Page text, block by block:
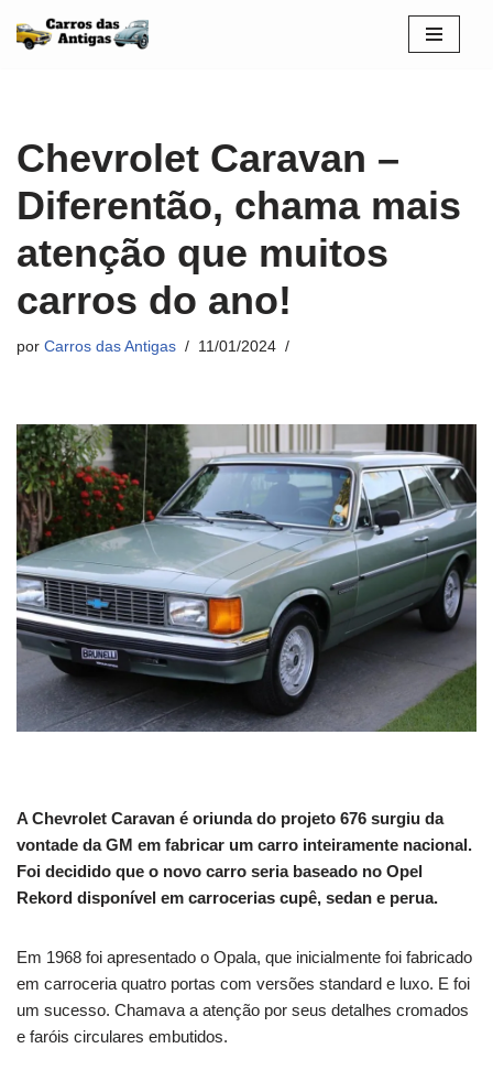
Chevrolet Caravan –
Diferentão, chama mais
atenção que muitos
carros do ano!
por Carros das Antigas 11/01/2024
A Chevrolet Caravan é oriunda do projeto 676 surgiu da
vontade da GM em fabricar um carro inteiramente nacional.
Foi decidido que o novo carro seria baseado no Opel
Rekord disponível em carrocerias cupê, sedan e perua.
Em 1968 foi apresentado o Opala, que inicialmente foi fabricado
em carroceria quatro portas com versões standard e luxo. E foi
um sucesso. Chamava a atenção por seus detalhes cromados
e faróis circulares embutidos.